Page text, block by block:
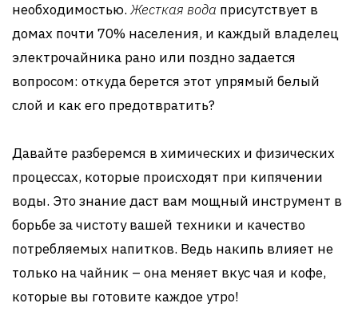
необходимостью.Жесткая вода присутствует в
домах почти 70% населения, и каждый владелец
электрочайника рано или поздно задается
вопросом: откуда берется этот упрямый белый
слой и как его предотвратить?
Давайте разберемся в химических и физических
процессах, которые происходят при кипячении
воды. Это знание даст вам мощный инструмент в
борьбе за чистоту вашей техники и качество
потребляемых напитков. Ведь накипь влияет не
только на чайник – она меняет вкус чая и кофе,
которые вы готовите каждое утро!